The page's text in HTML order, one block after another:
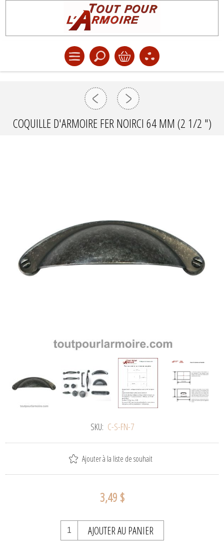
COQUILLE D'ARMOIRE FER NOIRCI 64 MM (2 1/2 ")
SKU: C-S-FN-7
Ajouter à la liste de souhait
3,49 $
AJOUTER AU PANIER